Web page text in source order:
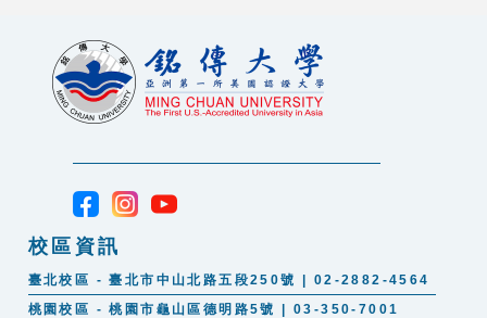
校區資訊
臺北校區 - 臺北市中山北路五段250號 | 02-2882-4564
桃園校區 - 桃園市龜山區德明路5號 | 03-350-7001